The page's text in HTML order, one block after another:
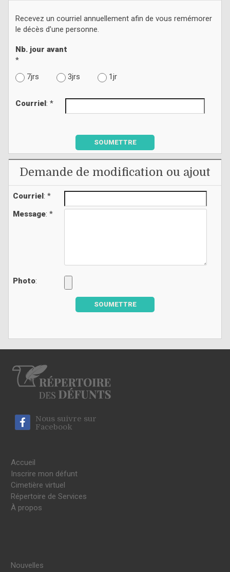
Recevez un courriel annuellement afin de vous remémorer
le décès d'une personne.
Nb. jour avant
*
7jrs
3jrs 1jr
Courriel : *
SOUMETTRE
Demande de modification ou ajout
Courriel: *
Message: *
Photo:
SOUMETTRE
Nous suivre sur
Facebook
Accueil
Inscrire mon défunt
Cimetière virtuel
Répertoire de Services
À propos
Nouvelles